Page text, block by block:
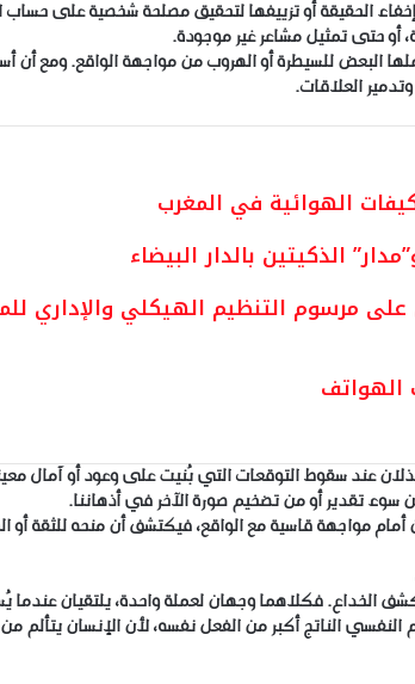
الحقيقة أو تزييفها لتحقيق مصلحة شخصية على
أو حتى تمثيل مشاعر غير موجودة.
البعض للسيطرة أو الهروب من مواجهة الواقع. ومع
وتدمير العلاقات.
الهوائية في المغرب
الذكيتين بالدار البيضاء
مرسوم التنظيم الهيكلي والإداري
الهواتف
عند سقوط التوقعات التي بُنيت على وعود أو آمال
سوء تقدير أو من تضخيم صورة الآخر في أذهاننا.
مواجهة قاسية مع الواقع، فيكتشف أن منحه للثقة أو
الخداع. فكلاهما وجهان لعملة واحدة، يلتقيان
النفسي الناتج أكبر من الفعل نفسه، لأن الإنسان يتألم